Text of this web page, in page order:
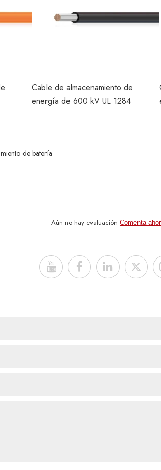
Cable de almacenamiento de
energía de 600 kV UL 1284
de batería
Aún no hay evaluación Comenta